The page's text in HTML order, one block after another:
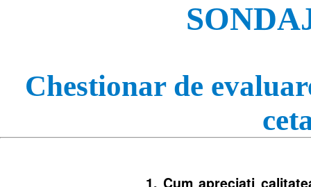
Chestionar de
1. Cum apreciaţi